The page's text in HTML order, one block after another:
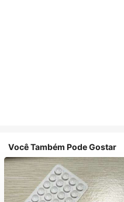
Você Também Pode Gostar